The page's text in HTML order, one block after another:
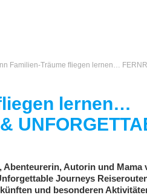
Familien-Träume ﬂiegen lernen…
lernen…
Abenteurerin, Autorin und Mama
Journeys
und besonderen